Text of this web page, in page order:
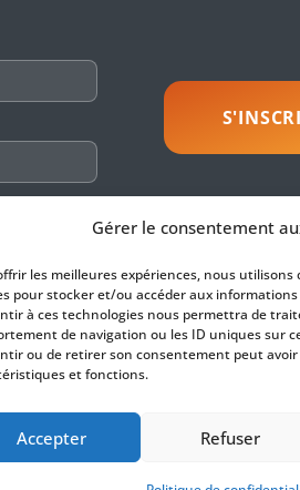
Gérer le consentement
les meilleures expériences, nous utilisons
pour stocker et/ou accéder aux informations
à ces technologies nous permettra de
de navigation ou les ID uniques sur
ou de retirer son consentement peut
et fonctions.
Accepter Refuser
confidentialité
SUIVEZ-NOUS